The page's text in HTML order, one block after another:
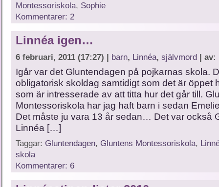
Montessoriskola, Sophie
Kommentarer: 2
Linnéa igen…
6 februari, 2011 (17:27) | barn, Linnéa, självmord | av:
Igår var det Gluntendagen på pojkarnas skola.
obligatorisk skoldag samtidigt som det är öppet
som är intresserade av att titta hur det går till.
Montessoriskola har jag haft barn i sedan
Det måste ju vara 13 år sedan… Det var också
Linnéa […]
Taggar: Gluntendagen, Gluntens Montessoriskola,
skola
Kommentarer: 6